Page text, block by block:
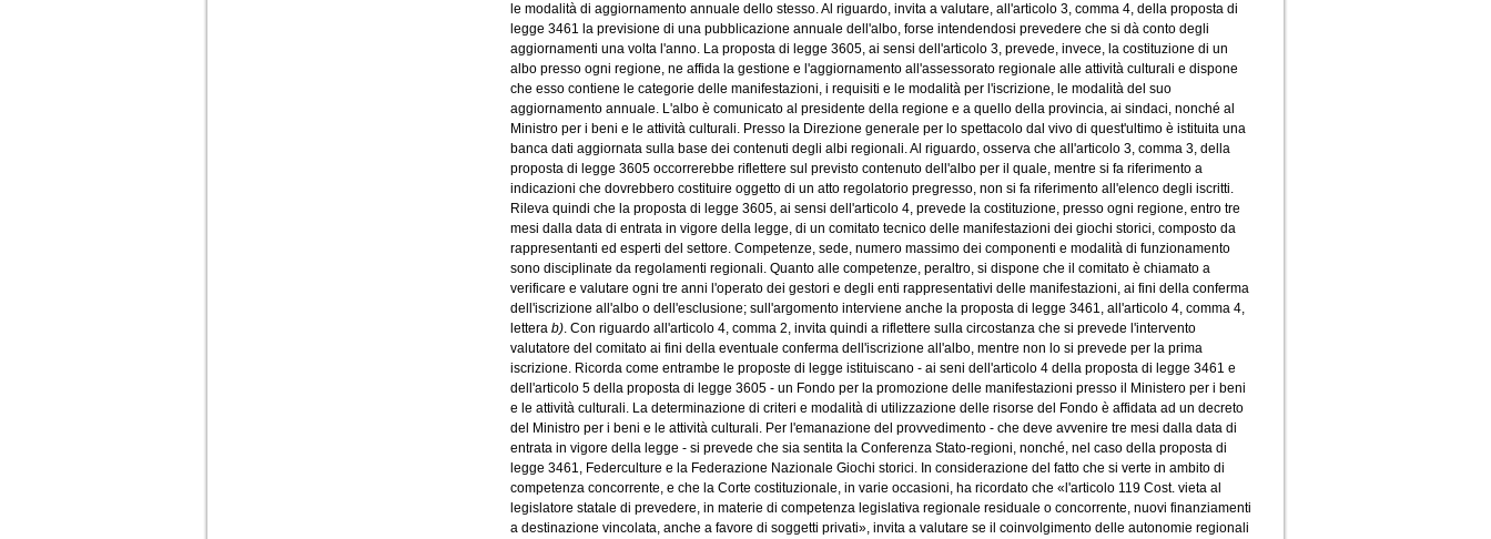
le modalità di aggiornamento annuale dello stesso. Al riguardo, invita a valutare, all'articolo 3, comma 4, della proposta di
legge 3461 la previsione di una pubblicazione annuale dell'albo, forse intendendosi prevedere che si dà conto degli
aggiornamenti una volta l'anno. La proposta di legge 3605, ai sensi dell'articolo 3, prevede, invece, la costituzione di un
albo presso ogni regione, ne affida la gestione e l'aggiornamento all'assessorato regionale alle attività culturali e dispone
che esso contiene le categorie delle manifestazioni, i requisiti e le modalità per l'iscrizione, le modalità del suo
aggiornamento annuale. L'albo è comunicato al presidente della regione e a quello della provincia, ai sindaci, nonché al
Ministro per i beni e le attività culturali. Presso la Direzione generale per lo spettacolo dal vivo di quest'ultimo è istituita una
banca dati aggiornata sulla base dei contenuti degli albi regionali. Al riguardo, osserva che all'articolo 3, comma 3, della
proposta di legge 3605 occorrerebbe riflettere sul previsto contenuto dell'albo per il quale, mentre si fa riferimento a
indicazioni che dovrebbero costituire oggetto di un atto regolatorio pregresso, non si fa riferimento all'elenco degli iscritti.
Rileva quindi che la proposta di legge 3605, ai sensi dell'articolo 4, prevede la costituzione, presso ogni regione, entro tre
mesi dalla data di entrata in vigore della legge, di un comitato tecnico delle manifestazioni dei giochi storici, composto da
rappresentanti ed esperti del settore. Competenze, sede, numero massimo dei componenti e modalità di funzionamento
sono disciplinate da regolamenti regionali. Quanto alle competenze, peraltro, si dispone che il comitato è chiamato a
verificare e valutare ogni tre anni l'operato dei gestori e degli enti rappresentativi delle manifestazioni, ai fini della conferma
dell'iscrizione all'albo o dell'esclusione; sull'argomento interviene anche la proposta di legge 3461, all'articolo 4, comma 4,
lettera b). Con riguardo all'articolo 4, comma 2, invita quindi a riflettere sulla circostanza che si prevede l'intervento
valutatore del comitato ai fini della eventuale conferma dell'iscrizione all'albo, mentre non lo si prevede per la prima
iscrizione. Ricorda come entrambe le proposte di legge istituiscano - ai seni dell'articolo 4 della proposta di legge 3461 e
dell'articolo 5 della proposta di legge 3605 - un Fondo per la promozione delle manifestazioni presso il Ministero per i beni
e le attività culturali. La determinazione di criteri e modalità di utilizzazione delle risorse del Fondo è affidata ad un decreto
del Ministro per i beni e le attività culturali. Per l'emanazione del provvedimento - che deve avvenire tre mesi dalla data di
entrata in vigore della legge - si prevede che sia sentita la Conferenza Stato-regioni, nonché, nel caso della proposta di
legge 3461, Federculture e la Federazione Nazionale Giochi storici. In considerazione del fatto che si verte in ambito di
competenza concorrente, e che la Corte costituzionale, in varie occasioni, ha ricordato che «l'articolo 119 Cost. vieta al
legislatore statale di prevedere, in materie di competenza legislativa regionale residuale o concorrente, nuovi finanziamenti
a destinazione vincolata, anche a favore di soggetti privati», invita a valutare se il coinvolgimento delle autonomie regionali